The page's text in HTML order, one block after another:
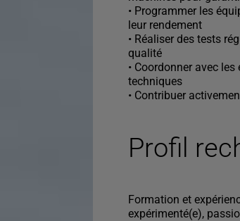
• Programmer les
leur rendement
• Réaliser des tests
qualité
• Coordonner avec
techniques
• Contribuer
Profil
Formation et
expérimenté(e),